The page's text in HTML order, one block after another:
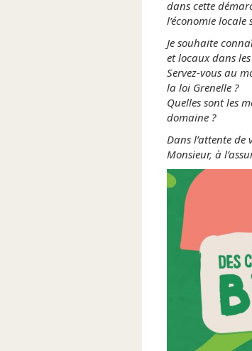
dans cette
l’économie
Je souhaite
et locaux dans
Servez-vous au
la loi Grenelle ?
Quelles sont les
domaine ?
Dans l’attente
Monsieur, à